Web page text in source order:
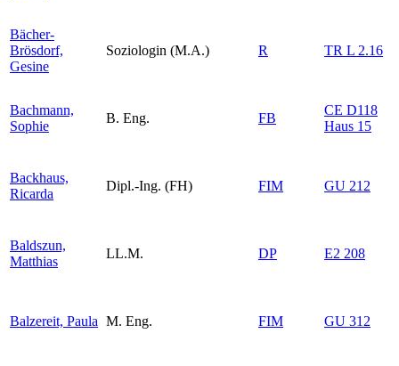
Bächer-
Brösdorf,
Gesine
Soziologin (M.A.) R TR L 2.16
Bachmann,
Sophie
B. Eng. FB
CE D118
Haus 15
Backhaus,
Ricarda
Dipl.-Ing. (FH) FIM GU 212
Baldszun,
Matthias
LL.M. DP E2 208
Balzereit, Paula M. Eng. FIM GU 312